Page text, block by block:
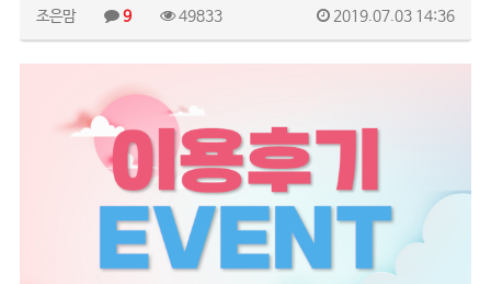
조은맘 9 49833 2019.07.03 14:36